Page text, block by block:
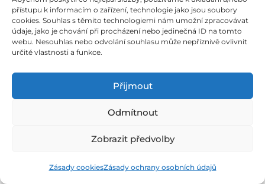
přístupu k informacím o zařízení, technologie jako jsou soubory
cookies. Souhlas s těmito technologiemi nám umožní zpracovávat
údaje, jako je chování při procházení nebo jedinečná ID na tomto
webu. Nesouhlas nebo odvolání souhlasu může nepříznivě ovlivnit
určité vlastnosti a funkce.
Přijmout
Odmítnout
Zobrazit předvolby
Zásady cookiesZásady ochrany osobních údajů
Souhlasím se zpracováním
osobních údajů
PŘIHLÁSIT SE